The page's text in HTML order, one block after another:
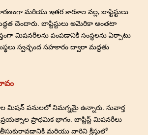
మరియు ఇతర కారకాల వల్ల, బాప్టిస్టులు
చెందారు. బాప్టిస్టులు అమెరికా అంతటా
మిషనరీలను పంపడానికి సంస్థలను ఏర్పాటు
స్వచ్ఛంద సహకారం ద్వారా మద్దతు
మిషన్ పనులలో నిమగ్నమై ఉన్నారు. సువార్త
ప్రాథమిక భాగం. బాప్టిస్ట్ మిషనరీలు
తీసుకురావడానికి మరియు వారిని క్రీస్తులో